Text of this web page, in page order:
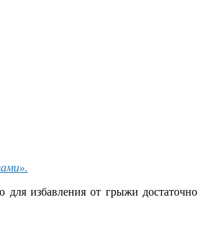
для избавления от грыжи достаточно